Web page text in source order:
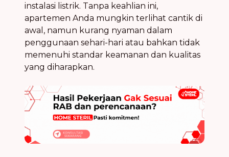
instalasi listrik. Tanpa keahlian ini,
apartemen Anda mungkin terlihat cantik di
awal, namun kurang nyaman dalam
penggunaan sehari-hari atau bahkan tidak
memenuhi standar keamanan dan kualitas
yang diharapkan.